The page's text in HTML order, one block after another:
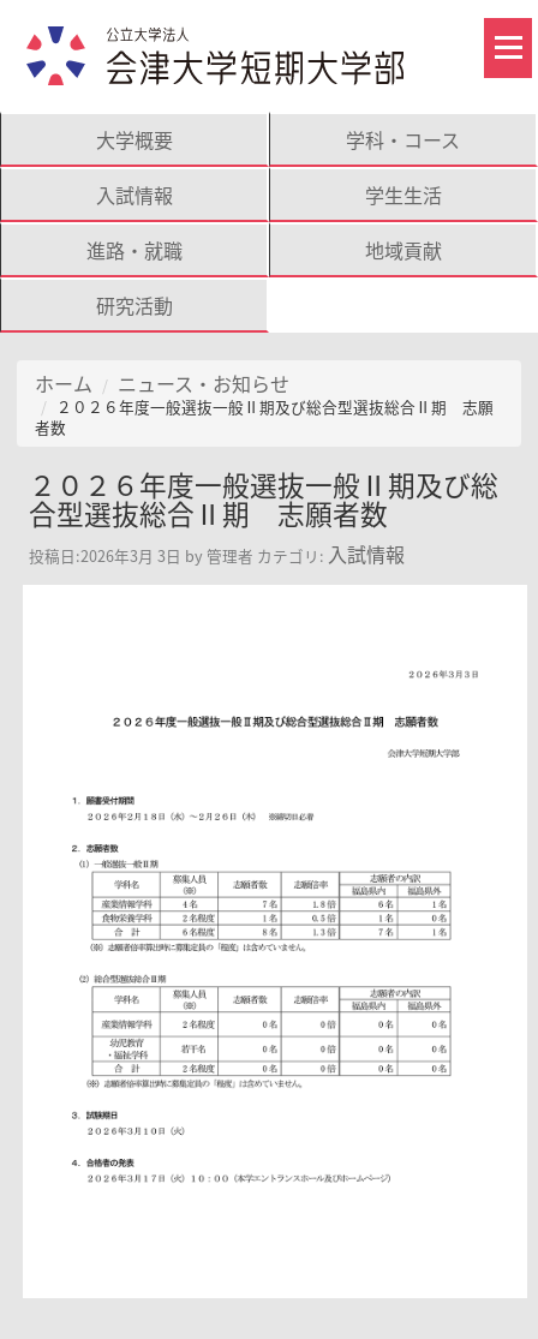
大学概要
学科・コース
入試情報
学生生活
進路・就職
地域貢献
研究活動
ホーム ニュース・お知らせ
２０２６年度一般選抜一般Ⅱ期及び総合型選抜総合Ⅱ期 志願
者数
２０２６年度一般選抜一般Ⅱ期及び総
合型選抜総合Ⅱ期 志願者数
投稿日:2026年3月 3日 by 管理者 カテゴリ: 入試情報